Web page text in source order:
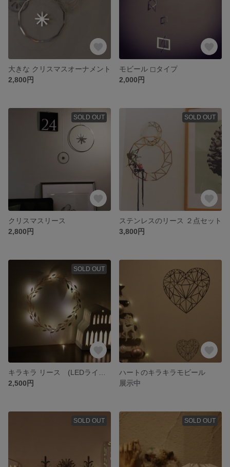
大きな クリスマスオーナメント
2,800円
モビール ◻︎タイプ
2,000円
SOLD OUT
クリスマスリース
2,800円
SOLD OUT
ステンレスのリース ２点セット
3,800円
SOLD OUT
2,500円
ハートのキラキラモビール
展示中
SOLD OUT SOLD OUT